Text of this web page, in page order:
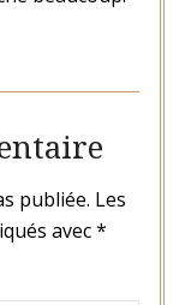
publiée. Les
avec*